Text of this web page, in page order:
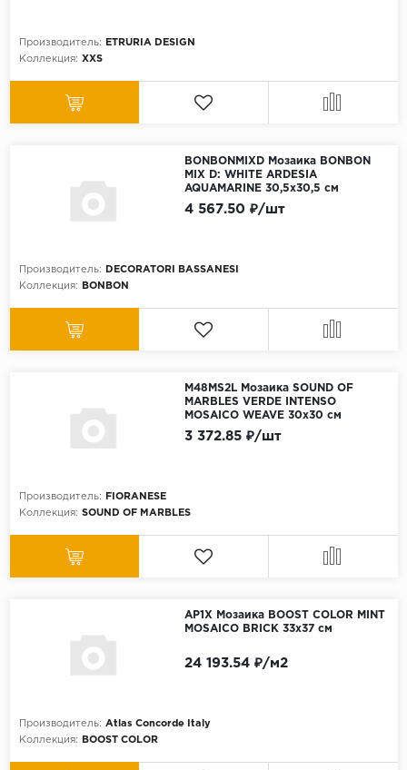
Производитель:
ETRURIA DESIGN
Коллекция: XXS
BONBONMIXD Мозаика BONBON
MIX D: WHITE ARDESIA
AQUAMARINE 30,5x30,5 см
Производитель:
DECORATORI BASSANESI
Коллекция:
BONBON
4 567.50 ₽/шт
M48MS2L Мозаика SOUND OF
MARBLES VERDE INTENSO
MOSAICO WEAVE 30x30 см
Производитель:
FIORANESE
Коллекция: SOUND OF MARBLES
3 372.85 ₽/шт
AP1X Мозаика BOOST COLOR MINT
MOSAICO BRICK 33x37 см
Производитель: Atlas Concorde Italy
Коллекция:
BOOST COLOR
24 193.54 ₽/м2